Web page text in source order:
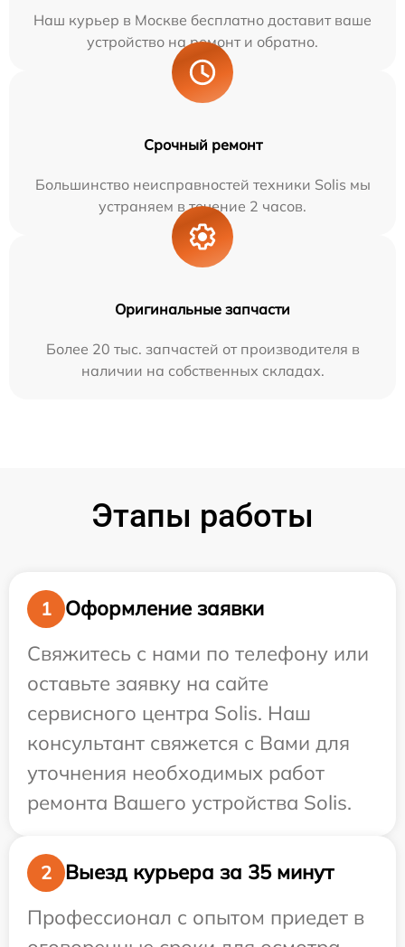
Наш курьер в Москве бесплатно доставит ваше
устройство на ремонт и обратно.
Срочный ремонт
Большинство неисправностей техники Solis мы
устраняем в течение 2 часов.
Оригинальные запчасти
Более 20 тыс. запчастей от производителя в
наличии на собственных складах.
Этапы работы
1
Оформление заявки
Свяжитесь с нами по телефону или
оставьте заявку на сайте
сервисного центра Solis. Наш
консультант свяжется с Вами для
уточнения необходимых работ
ремонта Вашего устройства Solis.
2
Выезд курьера за 35 минут
Профессионал с опытом приедет в